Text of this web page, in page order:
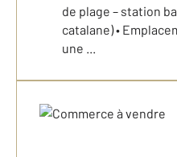
de plage – station
catalane) •
une ...